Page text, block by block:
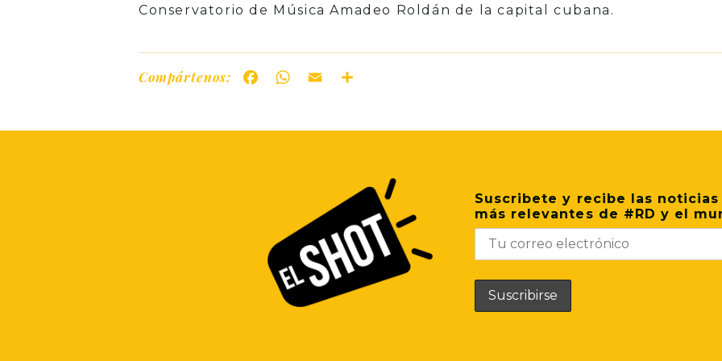
Conservatorio de Música Amadeo Roldán de la capital cubana.
Compártenos: FacebookWhatsApp
Email
Suscribete y recibe las noticias
más relevantes de #RD y el